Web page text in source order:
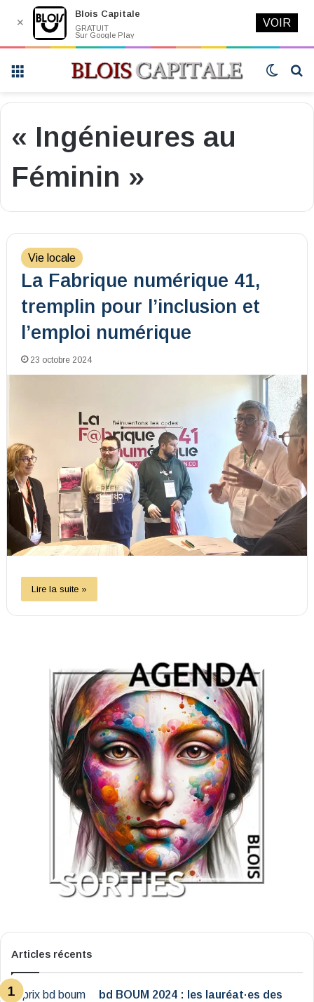
Switch
« Ingénieures au
Féminin »
Vie locale
La Fabrique numérique 41,
tremplin pour l’inclusion et
l’emploi numérique
23 octobre 2024
Lire la suite »
Articles récents
bd BOUM 2024 : les lauréat·es des
✕
Blois Capitale
GRATUIT
Sur Google Play
VOIR